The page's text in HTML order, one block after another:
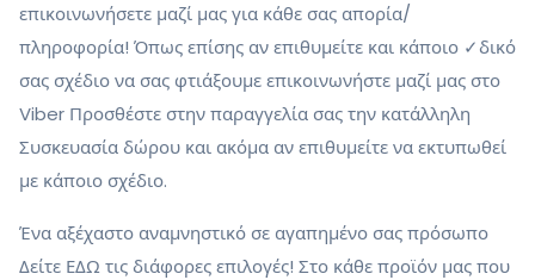
επικοινωνήσετε μαζί μας για κάθε σας απορία/
πληροφορία! Όπως επίσης αν επιθυμείτε και κάποιο ✓δικό
σας σχέδιο να σας φτιάξουμε επικοινωνήστε μαζί μας στο
Viber Προσθέστε στην παραγγελία σας την κατάλληλη
Συσκευασία δώρου και ακόμα αν επιθυμείτε να εκτυπωθεί
με κάποιο σχέδιο.
Ένα αξέχαστο αναμνηστικό σε αγαπημένο σας πρόσωπο
Δείτε ΕΔΩ τις διάφορες επιλογές! Στο κάθε προϊόν μας που